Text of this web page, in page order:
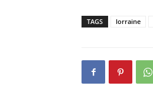
TAGS lorraine